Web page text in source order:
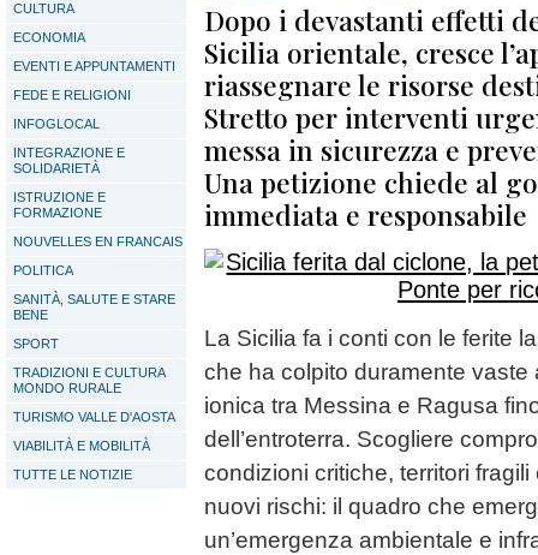
CULTURA
ECONOMIA
EVENTI E APPUNTAMENTI
FEDE E RELIGIONI
INFOGLOCAL
INTEGRAZIONE E
SOLIDARIETÀ
ISTRUZIONE E
FORMAZIONE
NOUVELLES EN FRANCAIS
POLITICA
SANITÀ, SALUTE E STARE
BENE
SPORT
TRADIZIONI E CULTURA
MONDO RURALE
TURISMO VALLE D'AOSTA
VIABILITÀ E MOBILITÀ
TUTTE LE NOTIZIE
Dopo i devastanti effetti
Sicilia orientale, cresce
riassegnare le risorse
Stretto per interventi
messa in sicurezza e
Una petizione chiede al
immediata e responsabile
La Sicilia fa i conti con le ferite
che ha colpito duramente vaste
ionica tra Messina e Ragusa
dell’entroterra. Scogliere
condizioni critiche, territori
nuovi rischi: il quadro che
un’emergenza ambientale e